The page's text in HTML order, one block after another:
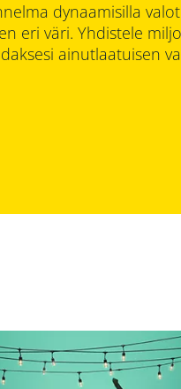
dynaamisilla
eri väri. Yhdistele
ainutlaatuisen